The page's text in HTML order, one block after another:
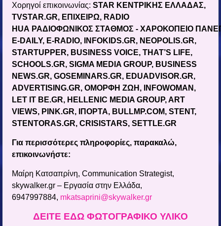
Χορηγοί επικοινωνίας: STAR ΚΕΝΤΡΙΚΗΣ ΕΛΛΑΔΑΣ,
TVSTAR.GR, ΕΠΙΧΕΙΡΩ, RADIO
HUA ΡΑΔΙΟΦΩΝΙΚΟΣ ΣΤΑΘΜΟΣ - ΧΑΡΟΚΟΠΕΙΟ
E-DAILY, E-RADIO, INFOKIDS.GR, NEOPOLIS.GR,
STARTUPPER, BUSINESS VOICE, THAT’S LIFE,
SCHOOLS.GR, SIGMA MEDIA GROUP, BUSINESS
NEWS.GR, GOSEMINARS.GR, EDUADVISOR.GR,
ADVERTISING.GR, ΟΜΟΡΦΗ ΖΩΗ , INFOWOMAN,
LET IT BE.GR, HELLENIC MEDIA GROUP, ART
VIEWS, PINK.GR, I
ΠΟΡΤΑ, BULLMP.COM, STENT,
STENTORAS.GR, CRISISTARS, SETTLE.GR
Για περισσότερες πληροφορίες, παρακαλώ,
επικοινωνήστε:
Μαίρη Κατσαπρίνη, Communication Strategist,
skywalker.gr – Εργασία στην Ελλάδα,
6947997884, mkatsaprini@skywalker.gr
ΔΕΙΤΕ ΕΔΩ ΦΩΤΟΓΡΑΦΙΚΟ ΥΛΙΚΟ